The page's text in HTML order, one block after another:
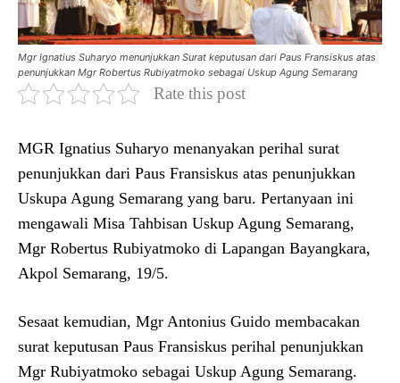
Mgr Ignatius Suharyo menunjukkan Surat keputusan dari Paus Fransiskus atas
penunjukkan Mgr Robertus Rubiyatmoko sebagai Uskup Agung Semarang
Rate this post
MGR Ignatius Suharyo menanyakan perihal surat
penunjukkan dari Paus Fransiskus atas penunjukkan
Uskupa Agung Semarang yang baru. Pertanyaan ini
mengawali Misa Tahbisan Uskup Agung Semarang,
Mgr Robertus Rubiyatmoko di Lapangan Bayangkara,
Akpol Semarang, 19/5.
Sesaat kemudian, Mgr Antonius Guido membacakan
surat keputusan Paus Fransiskus perihal penunjukkan
Mgr Rubiyatmoko sebagai Uskup Agung Semarang.